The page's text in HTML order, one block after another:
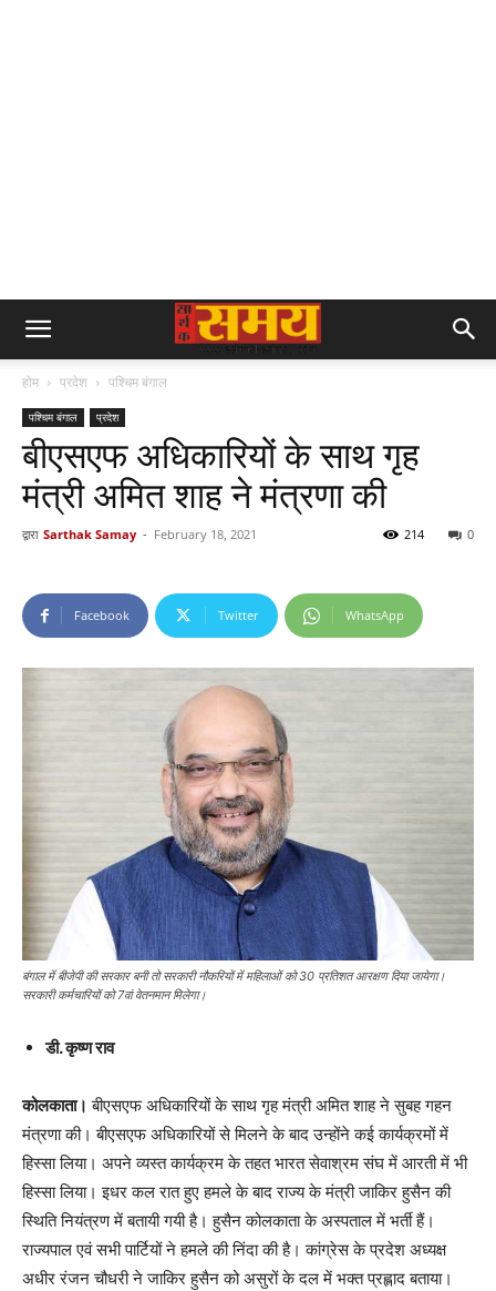
होम प्रदेश पश्चिम बंगाल
पश्चिम बंगाल प्रदेश
बीएसएफ अधिकारियों के साथ गृह
मंत्री अमित शाह ने मंत्रणा की
द्वारा Sarthak Samay - February 18, 2021 0
214
Facebook Twitter WhatsApp
बंगाल में बीजेपी की सरकार बनी तो सरकारी नौकरियों में महिलाओं को 30 प्रतिशत आरक्षण दिया जायेगा।
सरकारी कर्मचारियों को 7वां वेतनमान मिलेगा।
डी. कृष्ण राव
कोलकाता। बीएसएफ अधिकारियों के साथ गृह मंत्री अमित शाह ने सुबह गहन
मंत्रणा की। बीएसएफ अधिकारियों से मिलने के बाद उन्होंने कई कार्यक्रमों में
हिस्सा लिया। अपने व्यस्त कार्यक्रम के तहत भारत सेवाश्रम संघ में आरती में भी
हिस्सा लिया। इधर कल रात हुए हमले के बाद राज्य के मंत्री जाकिर हुसैन की
स्थिति नियंत्रण में बतायी गयी है। हुसैन कोलकाता के अस्पताल में भर्ती हैं।
राज्यपाल एवं सभी पार्टियों ने हमले की निंदा की है। कांग्रेस के प्रदेश अध्यक्ष
अधीर रंजन चौधरी ने जाकिर हुसैन को असुरों के दल में भक्त प्रह्लाद बताया।